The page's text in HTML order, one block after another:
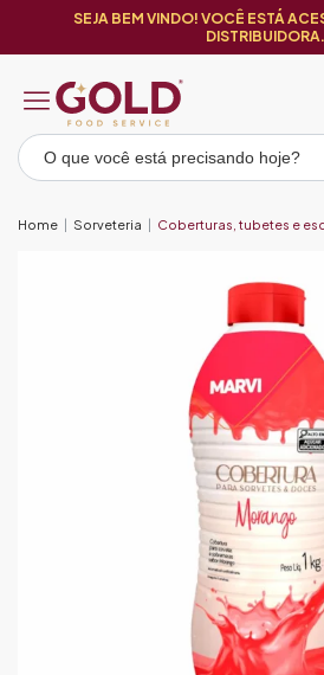
SEJA BEM VINDO! VOCÊ ESTÁ
DISTRIBUIDORA.
Home Sorveteria Coberturas, tubetes e